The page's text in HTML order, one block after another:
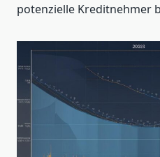
potenzielle Kreditnehmer